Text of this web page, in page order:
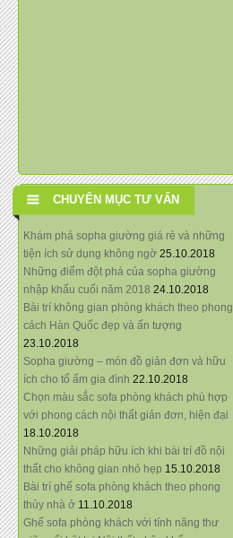
CHUYÊN MỤC TƯ VẤN
Khám phá sopha giường giá rẻ và những
tiện ích sử dụng không ngờ 25.10.2018
Những điểm đột phá của sopha giường
nhập khẩu cuối năm 2018 24.10.2018
Bài trí không gian phòng khách theo phong
cách Hàn Quốc đẹp và ấn tượng
23.10.2018
Sopha giường – món đồ giản đơn và hữu
ích cho tổ ấm gia đình 22.10.2018
Chọn màu sắc sofa phòng khách phù hợp
với phong cách nội thất giản đơn, hiện đại
18.10.2018
Những giải pháp hữu ích khi bài trí đồ nội
thất cho không gian nhỏ hẹp 15.10.2018
Bài trí ghế sofa phòng khách theo phong
thủy nhà ở 11.10.2018
Ghế sofa phòng khách với tính năng thư